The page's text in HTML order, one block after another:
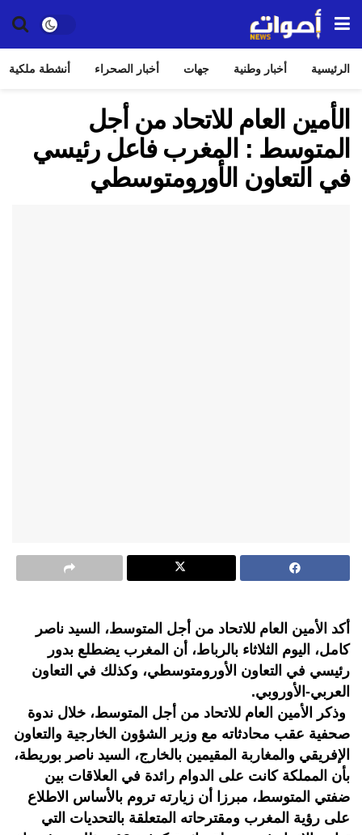
الرئيسية أخبار وطنية جهات أخبار الصحراء أنشطة ملكية
الأمين العام للاتحاد من أجل
المتوسط : المغرب فاعل رئيسي
في التعاون الأورومتوسطي
أكد الأمين العام للاتحاد من أجل المتوسط، السيد ناصر
كامل، اليوم الثلاثاء بالرباط، أن المغرب يضطلع بدور
رئيسي في التعاون الأورومتوسطي، وكذلك في التعاون
العربي-الأوروبي.
وذكر الأمين العام للاتحاد من أجل المتوسط، خلال ندوة
صحفية عقب محادثاته مع وزير الشؤون الخارجية والتعاون
الإفريقي والمغاربة المقيمين بالخارج، السيد ناصر بوريطة،
بأن المملكة كانت على الدوام رائدة في العلاقات بين
ضفتي المتوسط، مبرزا أن زيارته تروم بالأساس الاطلاع
على رؤية المغرب ومقترحاته المتعلقة بالتحديات التي